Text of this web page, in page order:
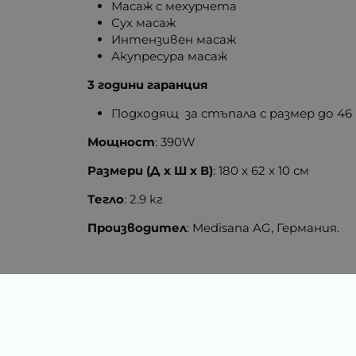
Масаж с мехурчета
Сух масаж
Интензивен масаж
Акупресура масаж
3 години гаранция
Подходящ за стъпала с размер до
Мощност: 390W
Размери (Д х Ш х В): 180 x 62 x 10 см
Тегло: 2.9 кг
Производител: Medisana AG, Германия.